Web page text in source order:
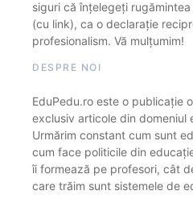
siguri că înțelegeți
(cu link), ca o declarație
profesionalism. Vă mulțumim!
DESPRE NOI
EduPedu.ro este o publicație
exclusiv articole din domeniul
Urmărim constant cum sunt
cum face politicile din
îi formează pe profesori, cât
care trăim sunt sistemele de